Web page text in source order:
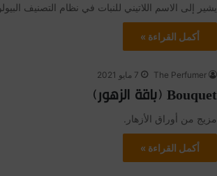
يشير إلى الاسم اللاتيني للنبات في نظام التصنيف
أكمل القراءة »
The Perfumer 7 مايو 2021
Bouquet (باقة الزهور)
مزيج من أوراق الأزهار.
أكمل القراءة »